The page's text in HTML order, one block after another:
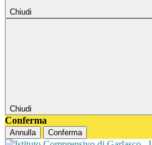
Chiudi
Chiudi
Conferma
Annulla Conferma